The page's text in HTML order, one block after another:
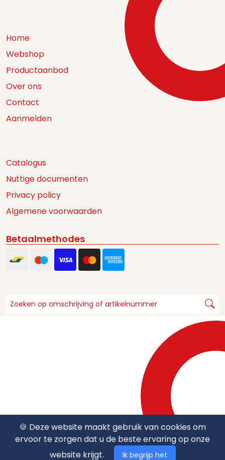
Home
Webshop
Productaanbod
Over ons
Contact
Aanmelden
Catalogus
Nuttige documenten
Privacy policy
Algemene voorwaarden
Betaalmethodes
🍪 Deze website maakt gebruik van cookies om
ervoor te zorgen dat u de beste ervaring op onze
website krijgt.
Ik begrijp het